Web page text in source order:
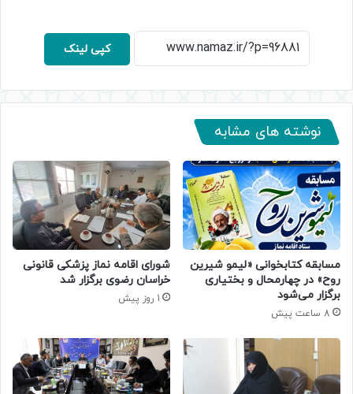
کپی لینک
نوشته های مشابه
مسابقه کتابخوانی «لیمو شیرین
روح» در چهارمحال و بختیاری
برگزار می‌شود
8 ساعت پیش
شورای اقامه نماز پزشکی قانونی
خراسان رضوی برگزار شد
1 روز پیش